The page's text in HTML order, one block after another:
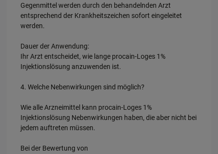
Gegenmittel werden durch den behandelnden Arzt
entsprechend der Krankheitszeichen sofort eingeleitet
werden.
Dauer der Anwendung:
Ihr Arzt entscheidet, wie lange procain-Loges 1%
Injektionslösung anzuwenden ist.
4. Welche Nebenwirkungen sind möglich?
Wie alle Arzneimittel kann procain-Loges 1%
Injektionslösung Nebenwirkungen haben, die aber nicht bei
jedem auftreten müssen.
Bei der Bewertung von